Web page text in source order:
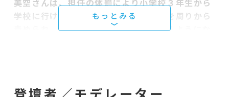
美空さんは、担任の体罰により小学校３年生から
学校に行けなくなりました。そのことを周りから
責められ、押し入れにこもって生活するようにな
働き始めて感じたのは、あれだけ脅されていたの